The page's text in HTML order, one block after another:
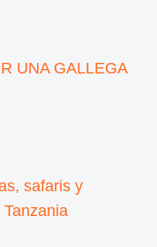
UNA GALLEGA
safaris y